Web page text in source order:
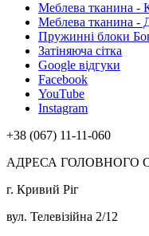
Меблева тканина -
Меблева тканина -
Пружинні блоки
Затіняюча сітка
Google відгуки
Facebook
YouTube
Instagram
+38 (067) 11-11-060
АДРЕСА ГОЛОВНОГО
г. Кривий Ріг
вул. Телевізійна 2/12